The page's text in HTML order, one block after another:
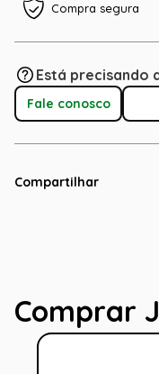
Compra segura
Está precisando
Fale conosco
Compartilhar
Comprar